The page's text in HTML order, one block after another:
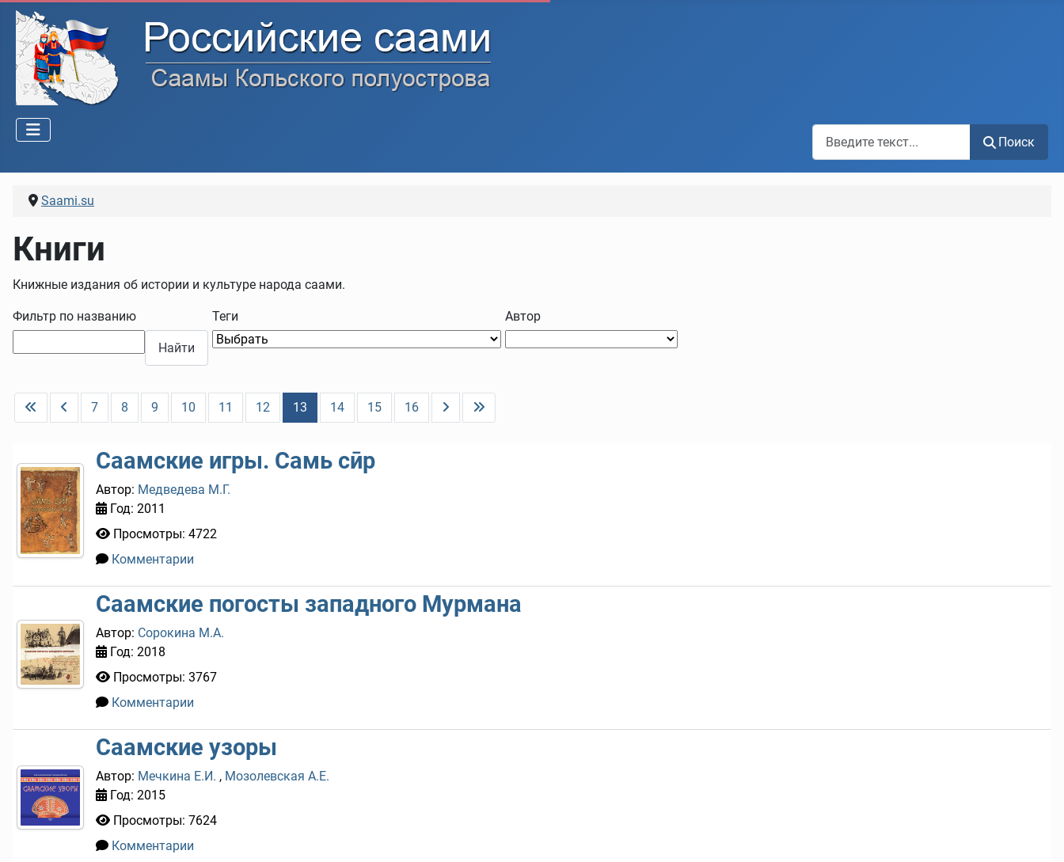
Поиск по сайту
Поиск
Saami.su
Книги
Книжные издания об истории и культуре народа саами.
Фильтр по названию
Найти
Теги Автор
7 8 9 10 11 12 13 14 15 16
Саамские игры. Самь сӣр
Автор: Медведева М.Г.
Год: 2011
Просмотры: 4722
Комментарии
Саамские погосты западного Мурмана
Автор: Сорокина М.А.
Год: 2018
Просмотры: 3767
Комментарии
Саамские узоры
Автор: Мечкина Е.И. , Мозолевская А.Е.
Год: 2015
Просмотры: 7624
Комментарии